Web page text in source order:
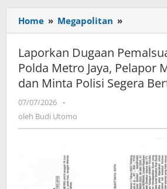
Home » Megapolitan »
Dugaan
Pemalsuan
Surat
ke
Polda
dan
Minta
Laporkan Dugaan
Polda Metro Jaya, Pelapor
dan Minta Polisi Segera
07/07/2026 oleh
Budi
-
oleh Budi Utomo